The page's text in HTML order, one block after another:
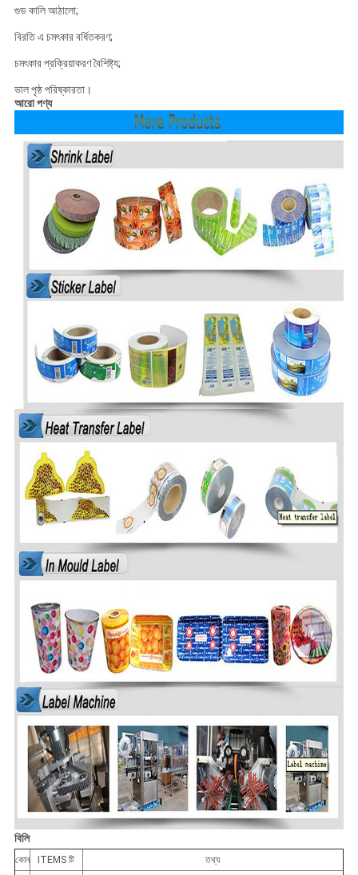
গুড কালি আঠালো;
বিরতি এ চমৎকার বর্ধিতকরণ;
চমৎকার প্রক্রিয়াকরণ বৈশিষ্ট্য;
ভাল পৃষ্ঠ পরিষ্কারতা।
আরো পণ্য
বিলি
কোন ITEMS টি তথ্য